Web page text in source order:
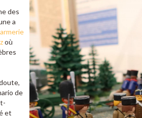
des
a
où
de
et